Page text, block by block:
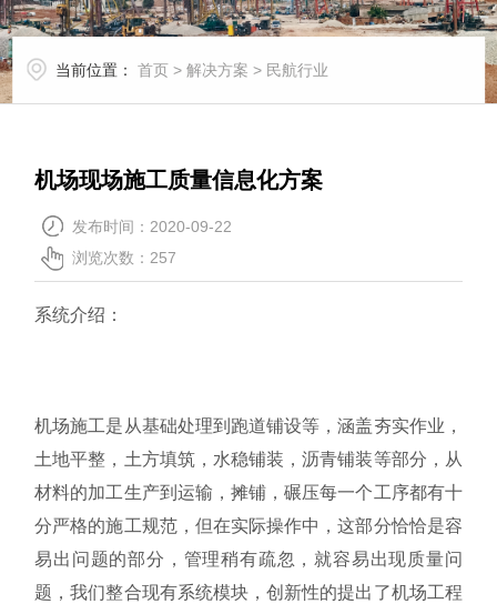
项目案例
产品中心
行业资讯
当前位置： 首页 >解决方案 > 民航行业
机场现场施工质量信息化方案
发布时间：2020-09-22
浏览次数： 257
系统介绍：
机场施工是从基础处理到跑道铺设等，涵盖夯实作业，
土地平整，土方填筑，水稳铺装，沥青铺装等部分，从
材料的加工生产到运输，摊铺，碾压每一个工序都有十
分严格的施工规范，但在实际操作中，这部分恰恰是容
易出问题的部分，管理稍有疏忽，就容易出现质量问
题，我们整合现有系统模块，创新性的提出了机场工程